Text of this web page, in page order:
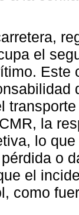
el
Este
la
lo
o
el
como